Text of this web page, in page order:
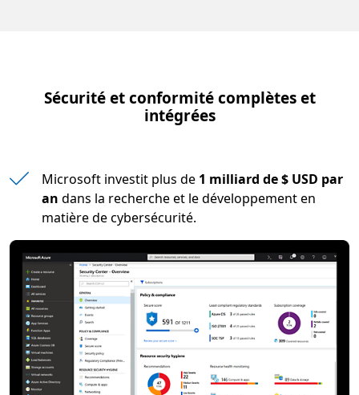
Sécurité et conformité complètes et
intégrées
Microsoft investit plus de 1 milliard de $ USD par
an dans la recherche et le développement en
matière de cybersécurité.